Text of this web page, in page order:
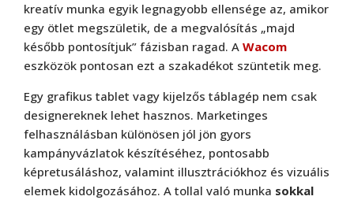
kreatív munka egyik legnagyobb ellensége az, amikor
egy ötlet megszületik, de a megvalósítás „majd
később pontosítjuk” fázisban ragad. A Wacom
eszközök pontosan ezt a szakadékot szüntetik meg.
Egy grafikus tablet vagy kijelzős táblagép nem csak
designereknek lehet hasznos. Marketinges
felhasználásban különösen jól jön gyors
kampányvázlatok készítéséhez, pontosabb
képretusáláshoz, valamint illusztrációkhoz és vizuális
elemek kidolgozásához. A tollal való munka sokkal